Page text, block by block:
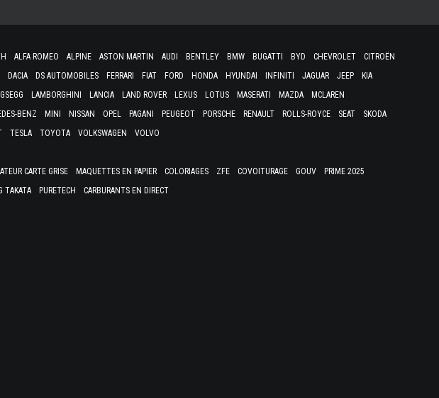
ALFA ROMEO ALPINE ASTON MARTIN AUDI BENTLEY BMW BUGATTI BYD CHEVROLET
CITROËN
DACIA DS AUTOMOBILES FERRARI FIAT FORD HONDA HYUNDAI INFINITI JAGUAR JEEP
KIA
LAMBORGHINI LANCIA LAND ROVER LEXUS LOTUS MASERATI MAZDA
MCLAREN
BENZ
MINI NISSAN OPEL PAGANI PEUGEOT PORSCHE RENAULT ROLLS-ROYCE SEAT
SKODA
TESLA TOYOTA VOLKSWAGEN VOLVO
CARTE GRISE MAQUETTES EN PAPIER COLORIAGES ZFE COVOITURAGE GOUV
PRIME 2025
TAKATA
PURETECH CARBURANTS EN DIRECT